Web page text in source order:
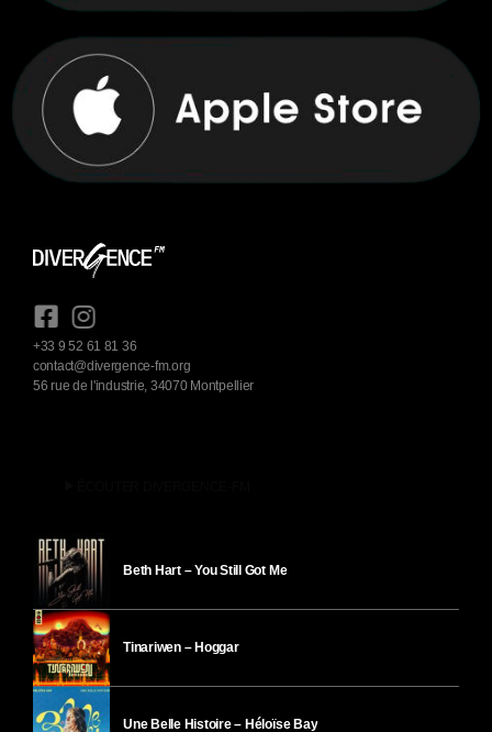
+33 9 52 61 81 36
contact@divergence-fm.org
56 rue de l'industrie, 34070 Montpellier
Beth Hart – You Still Got Me
Tinariwen – Hoggar
Une Belle Histoire – Héloïse Bay